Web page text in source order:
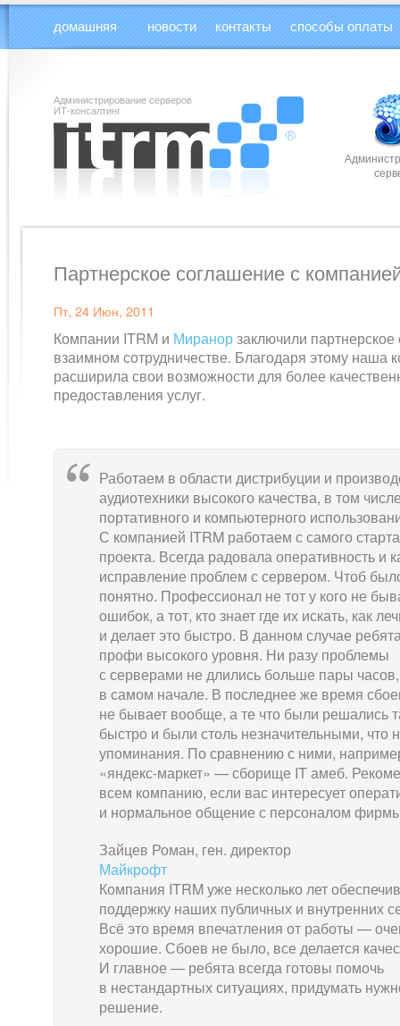
домашняя новости контакты способы оплаты
Администрирование серверов
ИТ-консалтинг
Партнерское соглашение с
Пт, 24 Июн, 2011
Компании ITRM и Миранорзаключили
взаимном сотрудничестве. Благодаря этому наша
расширила свои возможности для более
предоставления услуг.
Работаем в области дистрибуции и
аудиотехники высокого качества, в том
портативного и компьютерного
С компанией ITRM работаем с самого
проекта. Всегда радовала оперативность и
исправление проблем с сервером. Чтоб
понятно. Профессионал не тот у кого не
ошибок, а тот, кто знает где их искать, как
и делает это быстро. В данном случае
профи высокого уровня. Ни разу проблемы
с серверами не длились больше пары
в самом начале. В последнее же время
не бывает вообще, а те что были решались
быстро и были столь незначительными, что
упоминания. По сравнению с ними,
«яндекс-маркет» — сборище IT амеб.
всем компанию, если вас интересует
и нормальное общение с персоналом
Зайцев Роман, ген. директор
Майкрофт
Компания ITRM уже несколько лет
поддержку наших публичных и внутренних
Всё это время впечатления от работы —
хорошие. Сбоев не было, все делается
И главное — ребята всегда готовы помочь
в нестандартных ситуациях, придумать
решение.